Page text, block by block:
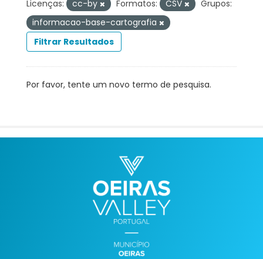
Licenças: cc-by Formatos: CSV
Grupos:
informacao-base-cartografia
Filtrar Resultados
Por favor, tente um novo termo de pesquisa.